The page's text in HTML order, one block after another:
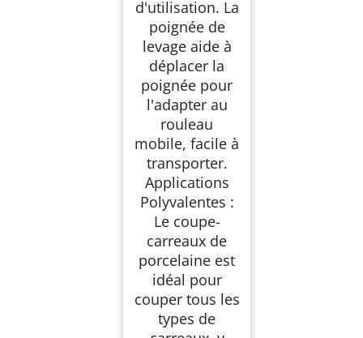
d'utilisation. La
poignée de
levage aide à
déplacer la
poignée pour
l'adapter au
rouleau
mobile, facile à
transporter.
Applications
Polyvalentes :
Le coupe-
carreaux de
porcelaine est
idéal pour
couper tous les
types de